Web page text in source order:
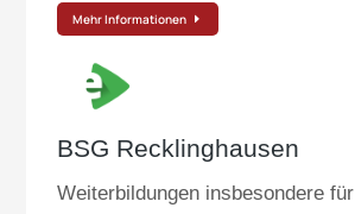
Mehr Informationen
BSG Recklinghausen
Weiterbildungen insbesondere für